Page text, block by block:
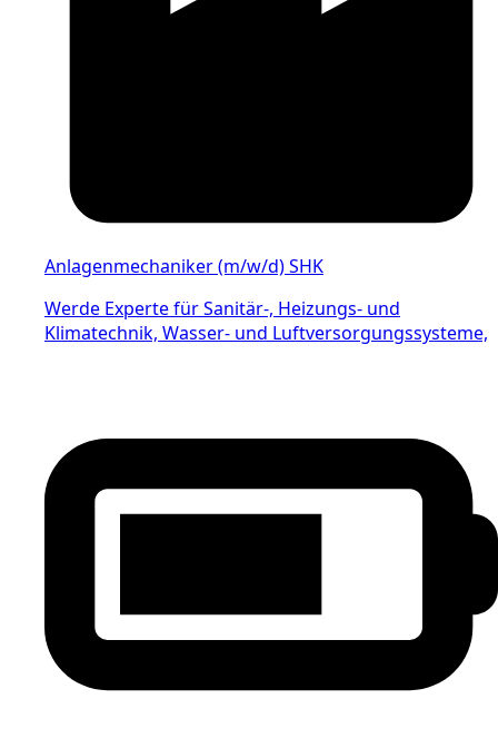
Anlagenmechaniker (m/w/d) SHK
Werde Experte für Sanitär-, Heizungs- und
Klimatechnik, Wasser- und Luftversorgungssysteme,